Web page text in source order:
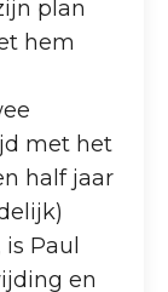
plan
hem
met het
half jaar
Paul
en